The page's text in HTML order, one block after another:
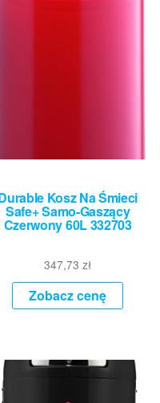
Kosz Na Śmieci
Safe+ Samo-Gaszący
Czerwony 60L 332703
347,73zł
Zobacz cenę